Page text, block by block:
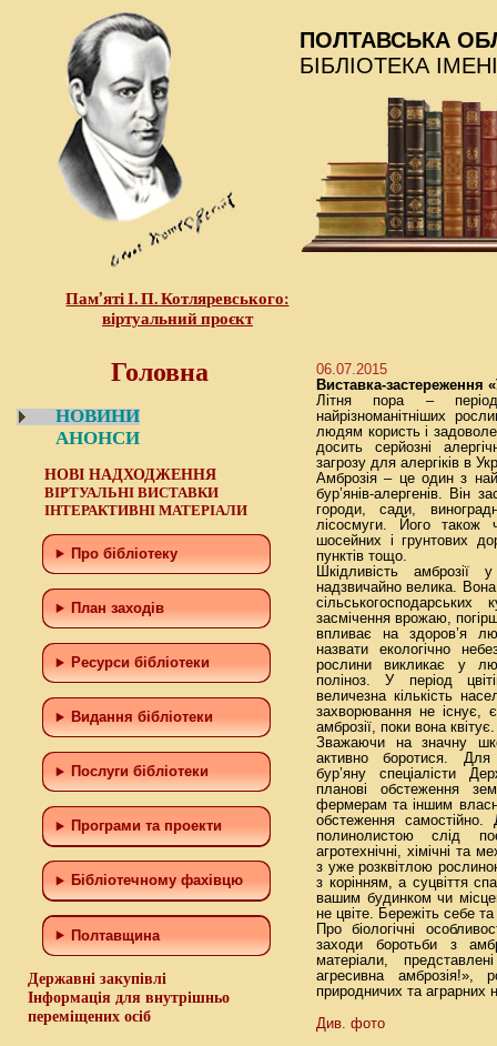
Пам’яті І. П. Котляревського:
віртуальний проєкт
ПОЛТАВСЬКА
БІБЛІОТЕКА
Головна
НОВИНИ
АНОНСИ
НОВІ НАДХОДЖЕННЯ
ВІРТУАЛЬНІ ВИСТАВКИ
ІНТЕРАКТИВНІ МАТЕРІАЛИ
Про бібліотеку
План заходів
Ресурси бібліотеки
Видання бібліотеки
Послуги бібліотеки
Програми та проекти
Бiблiотечному фахiвцю
Полтавщина
Державні закупівлі
Інформація для внутрішньо
переміщених осіб
06.07.2015
Виставка-застереження
Літня пора –
найрізноманітніших
людям користь і
досить серйозні
загрозу для алергіків в
Амброзія – це один з
бур’янів-алергенів. Він
городи, сади,
лісосмуги. Його також
шосейних і грунтових
пунктів тощо.
Шкідливість амброзії
надзвичайно велика.
засмічення врожаю,
впливає на здоров’я
назвати екологічно
рослини викликає у
поліноз. У період
величезна кількість
захворювання не існує,
амброзії, поки вона квітує.
Зважаючи на значну
активно боротися. Для
бур’яну спеціалісти
планові обстеження
фермерам та іншим
обстеження
полинолистою слід
агротехнічні, хімічні та
з уже розквітлою
з корінням, а суцвіття
вашим будинком чи
не цвіте. Бережіть себе
Про біологічні
заходи боротьби з
матеріали,
агресивна амброзія!»,
природничих та аграрних
Див. фото